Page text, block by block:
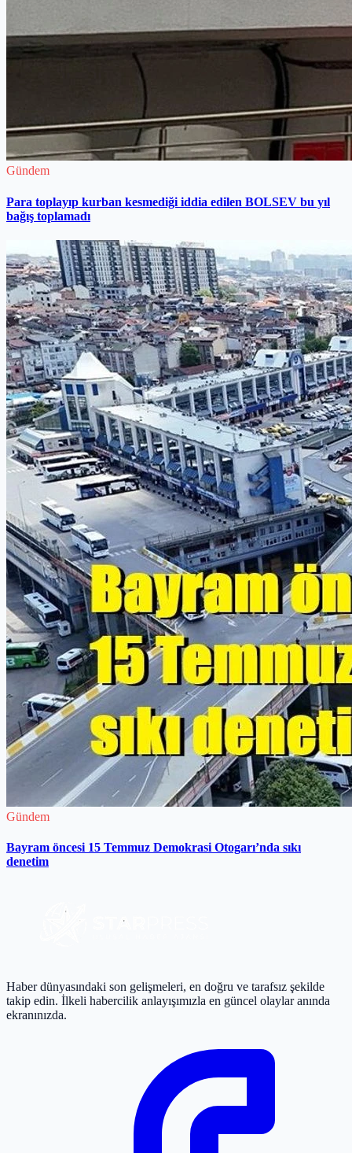
Gündem
Para toplayıp kurban kesmediği iddia edilen BOLSEV bu yıl
bağış toplamadı
Gündem
Bayram öncesi 15 Temmuz Demokrasi Otogarı’nda sıkı
denetim
Haber dünyasındaki son gelişmeleri, en doğru ve tarafsız şekilde
takip edin. İlkeli habercilik anlayışımızla en güncel olaylar anında
ekranınızda.